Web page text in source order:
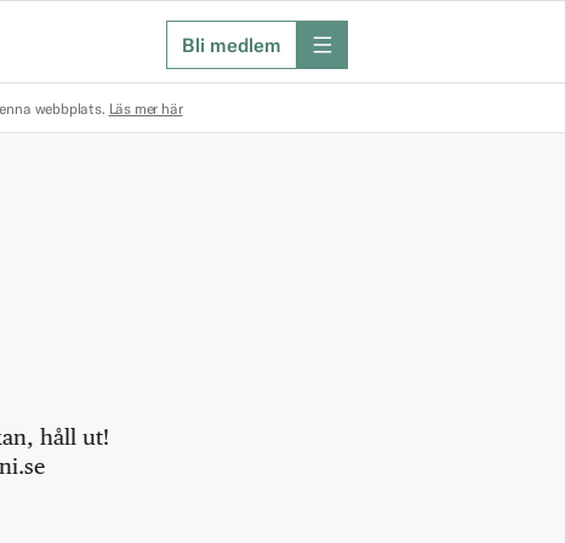
Bli medlem meny
webbplats. Läs mer här
håll ut!